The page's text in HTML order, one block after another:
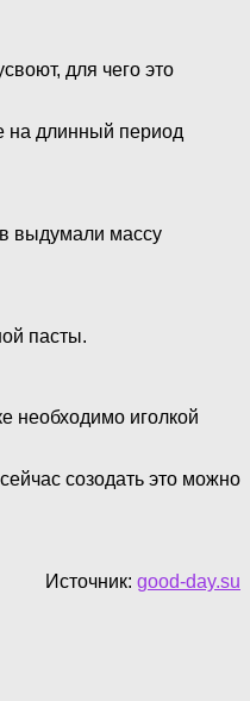
для чего это
на длинный период
выдумали массу
пасты.
необходимо иголкой
созодать это можно
Источник: good-day.su